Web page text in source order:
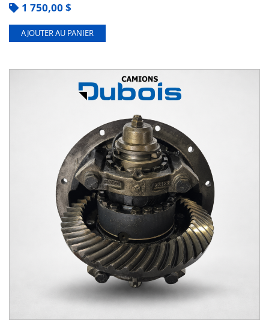
1 750,00 $
AJOUTER AU PANIER